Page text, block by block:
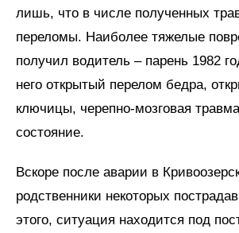
лишь, что в числе полученных
переломы. Наиболее тяжелые
получил водитель – парень 1982
него открытый перелом бедра,
ключицы, черепно-мозговая
состояние.
Вскоре после аварии в
родственники некоторых
этого, ситуация находится под